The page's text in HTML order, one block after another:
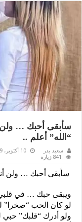
سأبقى أحبك …
“الله” أعلم ..
سعيد بدر 10 أكتوبر، 2019
841 زيارة
سأبقى أحبك … ولن
ويبقى حبك … في قلبي
لو كان الحب “صخرا”
ولو أدرك “قلبك”